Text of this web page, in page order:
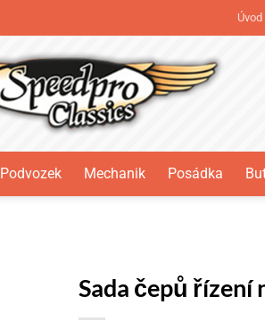
Úvod
Podvozek Mechanik Posádka
Sada čepů řízení